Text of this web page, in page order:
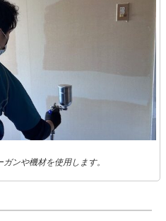
ンや機材を使用します。